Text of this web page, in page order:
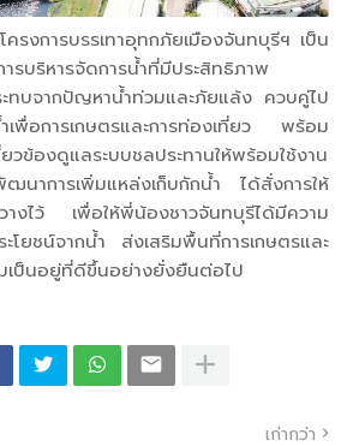
รงการบรรเทาอุทกภัยเมืองจันทบุรีฯ เป็น
รบริหารจัดการน้ำที่มีประสิทธิภาพ
ทบจากปัญหาน้ำท่วมและภัยแล้ง ควบคู่ไป
เพื่อการเกษตรและการท่องเที่ยว พร้อม
วข้องดูแลระบบชลประทานให้พร้อมใช้งาน
าการเพิ่มแหล่งเก็บกักน้ำ ได้สั่งการให้
างไว้ เพื่อให้พี่น้องชาวจันทบุรีได้มีความ
ะโยชน์จากน้ำ ส่งเสริมพื้นที่การเกษตรและ
เป็นอยู่ที่ดีขึ้นอย่างยั่งยืนต่อไป
เก่ากว่า